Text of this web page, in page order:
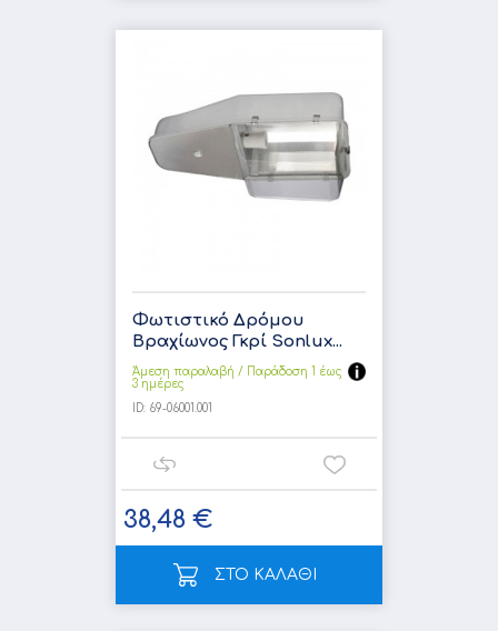
Φωτιστικό Δρόμου
Βραχίωνος Γκρί Sonlux...
Άμεση παραλαβή / Παράδoση 1 έως
3 ημέρες
ID: 69-06001.001
38,48 €
ΣΤΟ ΚΑΛΑΘΙ